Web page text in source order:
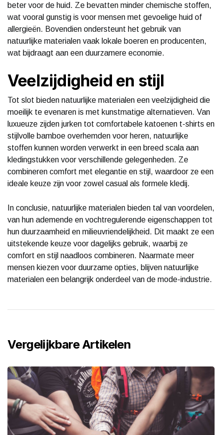
beter voor de huid. Ze bevatten minder chemische stoffen,
wat vooral gunstig is voor mensen met gevoelige huid of
allergieën. Bovendien ondersteunt het gebruik van
natuurlijke materialen vaak lokale boeren en producenten,
wat bijdraagt aan een duurzamere economie.
Veelzijdigheid en stijl
Tot slot bieden natuurlijke materialen een veelzijdigheid die
moeilijk te evenaren is met kunstmatige alternatieven. Van
luxueuze zijden jurken tot comfortabele katoenen t-shirts en
stijlvolle bamboe overhemden voor heren, natuurlijke
stoffen kunnen worden verwerkt in een breed scala aan
kledingstukken voor verschillende gelegenheden. Ze
combineren comfort met elegantie en stijl, waardoor ze een
ideale keuze zijn voor zowel casual als formele kledij.
In conclusie, natuurlijke materialen bieden tal van voordelen,
van hun ademende en vochtregulerende eigenschappen tot
hun duurzaamheid en milieuvriendelijkheid. Dit maakt ze een
uitstekende keuze voor dagelijks gebruik, waarbij ze
comfort en stijl naadloos combineren. Naarmate meer
mensen kiezen voor duurzame opties, blijven natuurlijke
materialen een belangrijk onderdeel van de mode-industrie.
Vergelijkbare Artikelen